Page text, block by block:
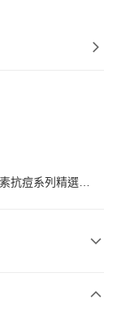
抗痘系列精選產